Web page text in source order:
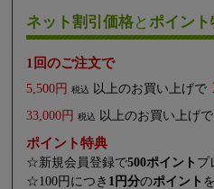
ネット割引価格と ポイント
1回のご注文で
5,500円 税込 以上のお買い上げで
33,000円
税込 以上のお買い上げで
ポイント特典
☆新規会員登録で500ポイント プ
☆100円につき 1円分のポイント